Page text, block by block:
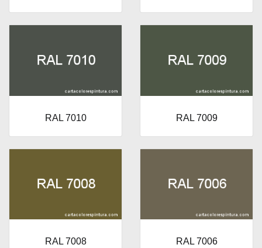
RAL 7010 RAL 7009
RAL 7008 RAL 7006